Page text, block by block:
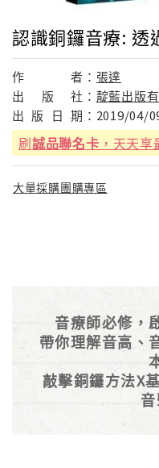
認識銅鑼音療: 透
作 者： 張達
出
版 社： 靛藍出版
出 版 日 期： 2019/04/
刷誠品聯名卡 ，天天
大量採購團購專區
音療師必修，
帶你理解音高、
敲擊銅鑼方法X
規劃銅鑼浴演
鑼音